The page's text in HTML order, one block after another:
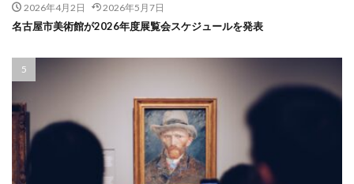
2026年4月2日 2026年5月7日
名古屋市美術館が2026年度展覧会スケジュールを発表